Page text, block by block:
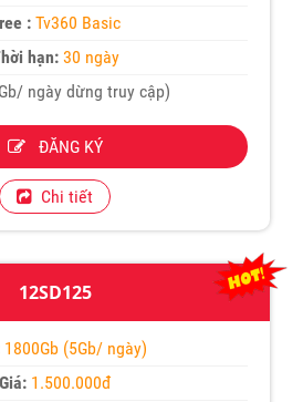
: Tv360 Basic
hạn:30 ngày
ngày dừng truy cập)
ĐĂNG KÝ
Chi tiết
12SD125
1800Gb (5Gb/ ngày)
Giá: 1.500.000đ